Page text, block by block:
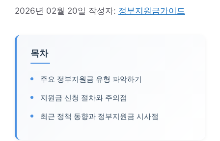
2026년 02월 20일 작성자: 정부지원금가이드
목차
주요 정부지원금 유형 파악하기
지원금 신청 절차와 주의점
최근 정책 동향과 정부지원금 시사점